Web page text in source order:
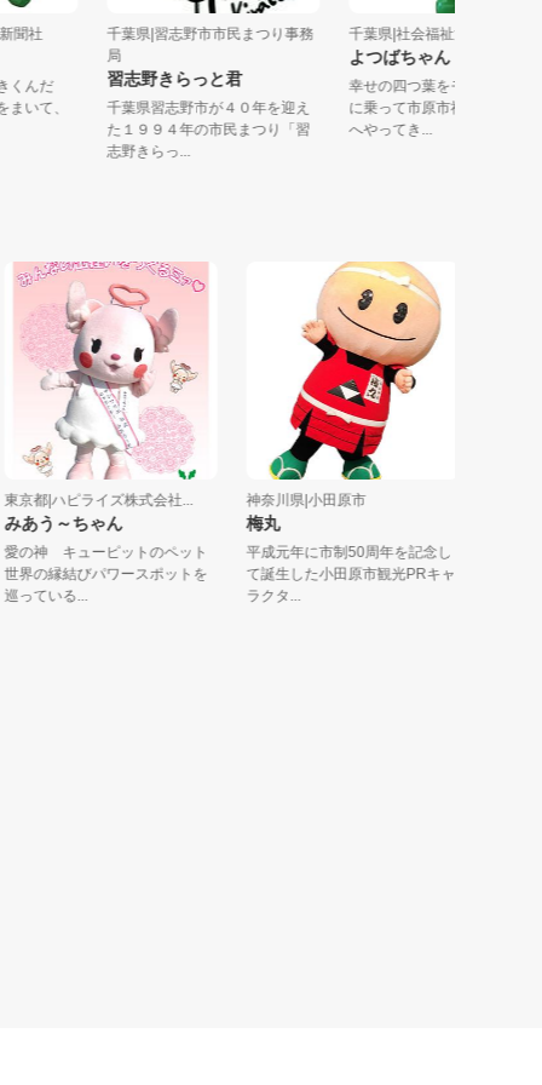
域新聞社
いきくんだ
種をまいて、
千葉県|習志野市市民まつり事務
習志野きらっと君
千葉県習志野市が４０年を迎え
た１９９４年の市民まつり「習
志野きらっ...
千葉県|社会福祉法人 市
よつばちゃん
幸せの四つ葉をモチーフ
に乗って市原市社会福祉
へやってき...
都|ハピライズ株式会社...
う～ちゃん
神 キューピットのペット
の縁結びパワースポットを
ている...
神奈川県|小田原市
梅丸
平成元年に市制50周年を記念し
て誕生した小田原市観光PRキャ
ラクタ...